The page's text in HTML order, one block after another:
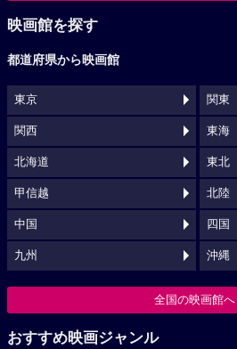
映画館を探す
都道府県から映画館
東京 関東
関西 東海
北海道 東北
甲信越 北陸
中国 四国
九州 沖縄
全国の映画館へ
おすすめ映画ジャンル